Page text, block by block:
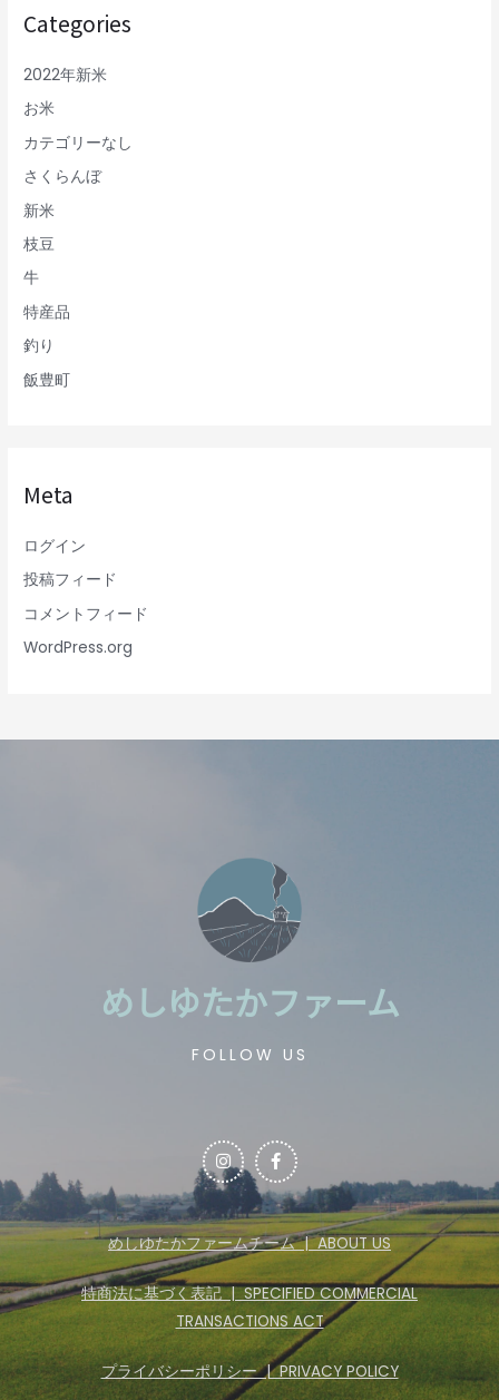
Categories
2022年新米
お米
カテゴリーなし
さくらんぼ
新米
枝豆
牛
特産品
釣り
飯豊町
Meta
ログイン
投稿フィード
コメントフィード
WordPress.org
めしゆたかファーム
FOLLOW US
めしゆたかファームチーム | ABOUT US
特商法に基づく表記 | SPECIFIED COMMERCIAL
TRANSACTIONS ACT
プライバシーポリシー | PRIVACY POLICY